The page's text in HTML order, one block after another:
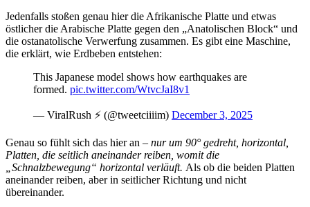
Jedenfalls stoßen genau hier die Afrikanische Platte und etwas
östlicher die Arabische Platte gegen den „Anatolischen Block“ und
die ostanatolische Verwerfung zusammen. Es gibt eine Maschine,
die erklärt, wie Erdbeben entstehen:
This Japanese model shows how earthquakes are
formed. pic.twitter.com/WtvcJaI8v1
— ViralRush ⚡ (@tweetciiiim) December 3, 2025
Genau so fühlt sich das hier an – nur um 90° gedreht, horizontal,
Platten, die seitlich aneinander reiben, womit die
„Schnalzbewegung“ horizontal verläuft. Als ob die beiden Platten
aneinander reiben, aber in seitlicher Richtung und nicht
übereinander.